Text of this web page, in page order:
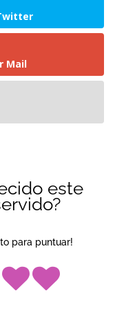
Mail
este
para puntuar!